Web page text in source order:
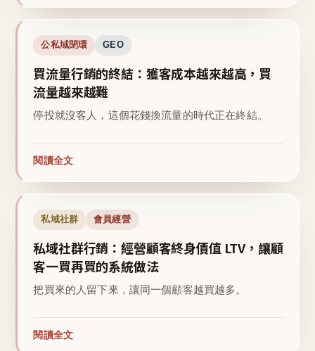
公私域閉環 GEO
買流量行銷的終結：獲客成本越來越高，買
流量越來越難
停投就沒客人，這個花錢換流量的時代正在終結。
閱讀全文
私域社群 會員經營
私域社群行銷：經營顧客終身價值 LTV，讓顧
客一買再買的系統做法
把買來的人留下來，讓同一個顧客越買越多。
閱讀全文